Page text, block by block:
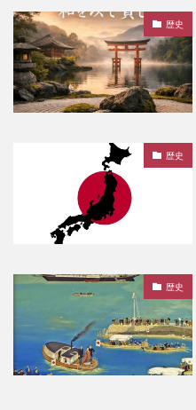
歴史
歴史
歴史